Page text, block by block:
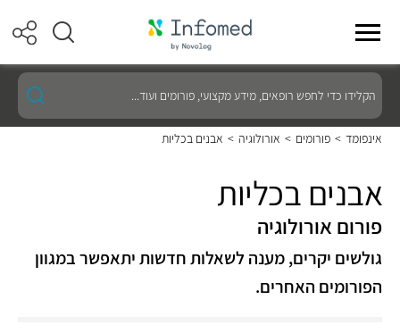
הקלידו
כדי
לחפש
רופאים,
מידע
ועוד...
אינפומד > פורומים > אורולוגיה > אבנים בכליות
אבנים בכליות
פורום אורולוגיה
גולשים יקרים, מענה לשאלות חדשות יתאפשר במגוון
הפורומים האחרים.